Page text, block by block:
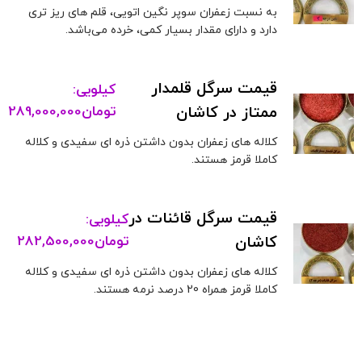
به نسبت زعفران سوپر نگین اتویی، قلم های ریز تری
دارد و دارای مقدار بسیار کمی، خرده می‌باشد.
قیمت سرگل قلمدار
ممتاز در کاشان
کیلویی:
تومان289,000,000
کلاله های زعفران بدون داشتن ذره ای سفیدی و کلاله
کاملا قرمز هستند.
قیمت سرگل قائنات در
کاشان
کیلویی:
تومان282,500,000
کلاله های زعفران بدون داشتن ذره ای سفیدی و کلاله
کاملا قرمز همراه 20 درصد نرمه هستند.